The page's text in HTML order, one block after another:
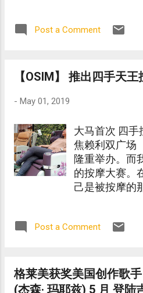
Post a Comment
【OSIM】 推出四手天
- May 01, 2019
大马首次 四手
焦赖利双广场
隆重举办。而
的按摩大赛。
己是被按摩的
Post a Comment
格莱美获奖美国创作歌
(杰森· 玛耶兹) 5 月 登陆